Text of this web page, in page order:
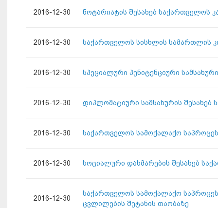
2016-12-30 ნოტარიატის შესახებ საქართველოს
2016-12-30 საქართველოს სისხლის სამართლის
2016-12-30 სპეციალური პენიტენციური
2016-12-30 დიპლომატიური სამსახურის
2016-12-30 საქართველოს სამოქალაქო
2016-12-30 სოციალური დახმარების შესახებ
2016-12-30
საქართველოს სამოქალაქო
ცვლილების შეტანის თაობაზე